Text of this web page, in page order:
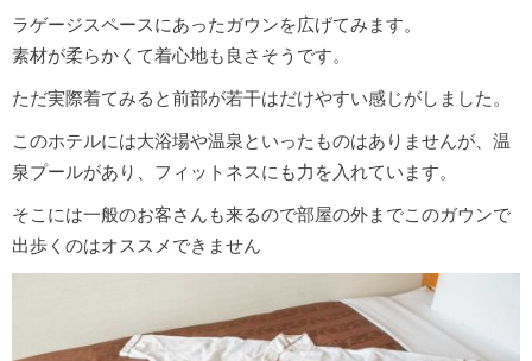
ラゲージスペースにあったガウンを広げてみます。
素材が柔らかくて着心地も良さそうです。
ただ実際着てみると前部が若干はだけやすい感じがしました。
このホテルには大浴場や温泉といったものはありませんが、温
泉プールがあり、フィットネスにも力を入れています。
そこには一般のお客さんも来るので部屋の外までこのガウンで
出歩くのはオススメできません